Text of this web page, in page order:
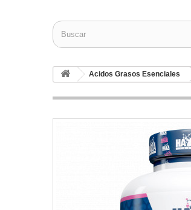
Acidos Grasos Esenciales